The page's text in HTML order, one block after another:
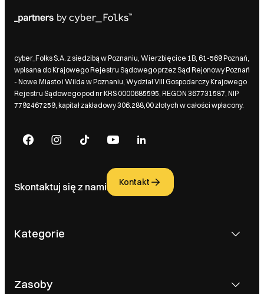
cyber_Folks S.A. z siedzibą w Poznaniu, Wierzbięcice 1B, 61-569 Poznań,
wpisana do Krajowego Rejestru Sądowego przez Sąd Rejonowy Poznań
- Nowe Miasto i Wilda w Poznaniu, Wydział VIII Gospodarczy Krajowego
Rejestru Sądowego pod nr KRS 0000685595, REGON 367731587, NIP
7792467259, kapitał zakładowy 306.288,00 złotych w całości wpłacony.
Skontaktuj się z nami Kontakt
Kategorie
Zasoby